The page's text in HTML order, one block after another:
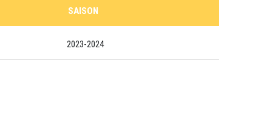
SAISON
2023-2024